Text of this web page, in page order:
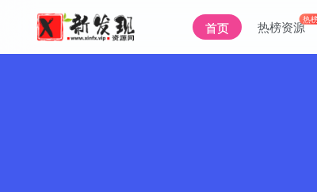
首页 热榜资源热